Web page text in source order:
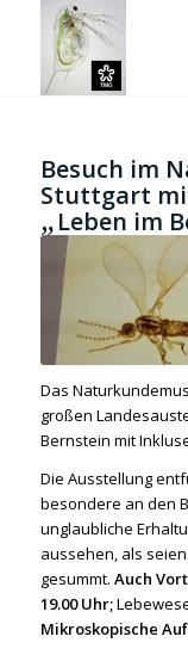
Besuch im
Stuttgart
„Leben im
Das
großen
Bernstein mit
Die Ausstellung
besondere an den
unglaubliche
aussehen, als
gesummt. Auch
19.00 Uhr;
Mikroskopische